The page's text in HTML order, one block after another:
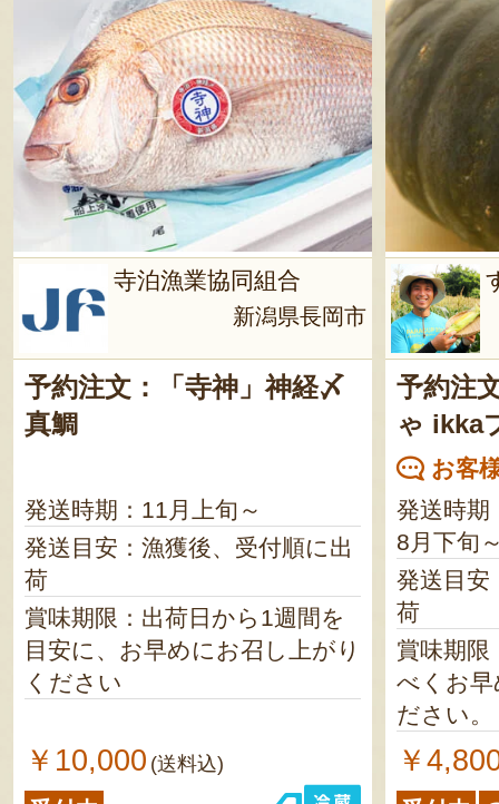
寺泊漁業協同組合
新潟県長岡市
予約注文：「寺神」神経〆
真鯛
発送時期：11月上旬～
発送目安：漁獲後、受付順に出
荷
賞味期限：出荷日から1週間を
目安に、お早めにお召し上がり
ください
￥10,000 (送料込)
予約注
ゃ ikka
お客
発送時期
8月下旬
発送目安
荷
賞味期限
べくお
ださい。
￥